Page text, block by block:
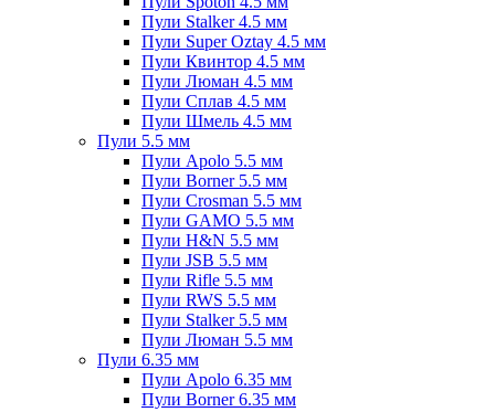
Пули Stalker 4.5 мм
Пули Super Oztay 4.5 мм
Пули Квинтор 4.5 мм
Пули Люман 4.5 мм
Пули Сплав 4.5 мм
Пули Шмель 4.5 мм
Пули 5.5 мм
Пули Apolo 5.5 мм
Пули Borner 5.5 мм
Пули Crosman 5.5 мм
Пули GAMO 5.5 мм
Пули H&N 5.5 мм
Пули JSB 5.5 мм
Пули Rifle 5.5 мм
Пули RWS 5.5 мм
Пули Stalker 5.5 мм
Пули Люман 5.5 мм
Пули 6.35 мм
Пули Apolo 6.35 мм
Пули Borner 6.35 мм